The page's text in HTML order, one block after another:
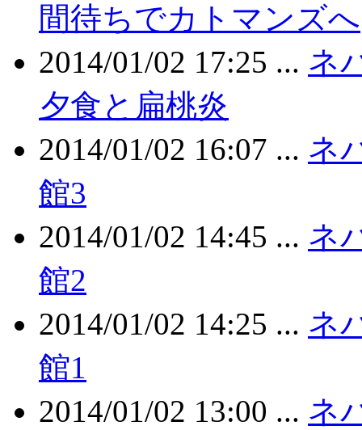
間待ちでカトマンズへ
2014/01/02 17:25 ... ネ
夕食と扁桃炎
2014/01/02 16:07 ... ネ
館3
2014/01/02 14:45 ... ネ
館2
2014/01/02 14:25 ... ネ
館1
2014/01/02 13:00 ... ネ